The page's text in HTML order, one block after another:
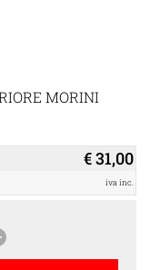
MORINI
€ 31,00
iva inc.